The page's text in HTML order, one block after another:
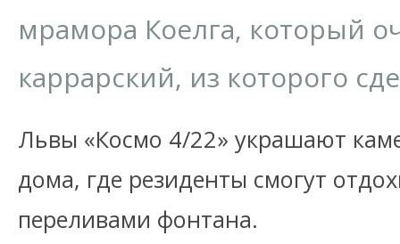
мрамора Коелга, который
каррарский, из которого
Львы «Космо 4/22» украшают
дома, где резиденты смогут
переливами фонтана.